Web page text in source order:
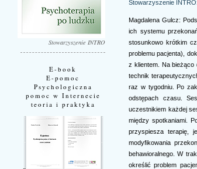
Stowarzyszenie INTRO
E-book
E-pomoc
Psychologiczna
pomoc w Internecie
teoria i praktyka
Stowarzyszenie
Magdalena Gulcz:
ich systemu
stosunkowo krótkim
problemu pacjenta),
z klientem. Na bieżąco
technik
raz w tygodniu. Po
odstępach czasu.
uczestnikiem każdej
między spotkaniami.
przyspiesza terapię,
modyfikowania
behawioralnego. W
określić problem